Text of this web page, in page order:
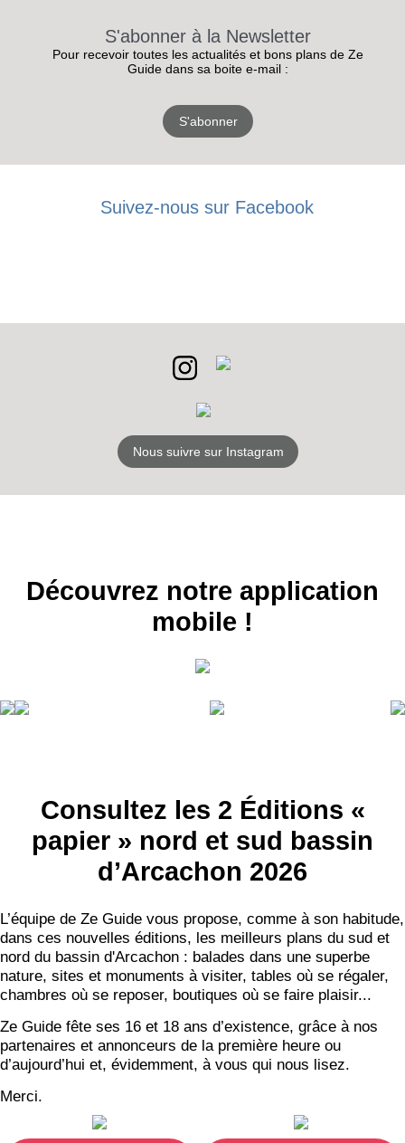
NEWSLETTER
S'ABONNER
S'abonner à la Newsletter
Pour recevoir toutes les actualités et bons plans de Ze
Guide dans sa boite e-mail :
S'abonner
Suivez-nous sur Facebook
Nous suivre sur Instagram
Découvrez notre application
mobile !
Consultez les 2 Éditions «
papier » nord et sud bassin
d’Arcachon 2026
L’équipe de Ze Guide vous propose, comme à son habitude,
dans ces nouvelles éditions, les meilleurs plans du sud et
nord du bassin d'Arcachon : balades dans une superbe
nature, sites et monuments à visiter, tables où se régaler,
chambres où se reposer, boutiques où se faire plaisir...
Ze Guide fête ses 16 et 18 ans d’existence, grâce à nos
partenaires et annonceurs de la première heure ou
d’aujourd’hui et, évidemment, à vous qui nous lisez.
Merci.